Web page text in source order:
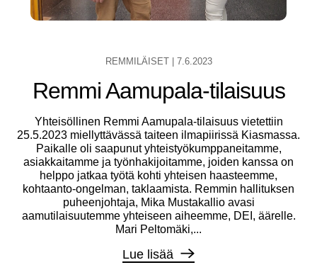
REMMILÄISET 7.6.2023
Remmi Aamupala-tilaisuus
Yhteisöllinen Remmi Aamupala-tilaisuus vietettiin
25.5.2023 miellyttävässä taiteen ilmapiirissä Kiasmassa.
Paikalle oli saapunut yhteistyökumppaneitamme,
asiakkaitamme ja työnhakijoitamme, joiden kanssa on
helppo jatkaa työtä kohti yhteisen haasteemme,
kohtaanto-ongelman, taklaamista. Remmin hallituksen
puheenjohtaja, Mika Mustakallio avasi
aamutilaisuutemme yhteiseen aiheemme, DEI, äärelle.
Mari Peltomäki,...
Lue lisää